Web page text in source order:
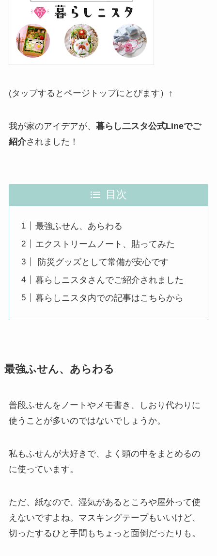
(タップするとページトップにとびます）↑
我が家のアイデアが、 暮らし二スタ公式Lineでご
紹介されました！
目次
最強ふせん、あらわる
エクストリームノート、貼ってみた
防災グッズとして常備が安心です
暮らしニスタさんでご紹介されました
暮らしニスタ内での記事はこちらから
最強ふせん、あらわる
普段ふせんをノートやメモ書き、しおり代わりに
使うことが多いのではないでしょうか。
私もふせんが大好きで、よく頭の中をまとめるの
に使っています。
ただ、紙なので、湿気があるところや屋外って使
えないですよね。マスキングテープもいいけど、
切ったするひと手間もちょっと面倒だったりも。